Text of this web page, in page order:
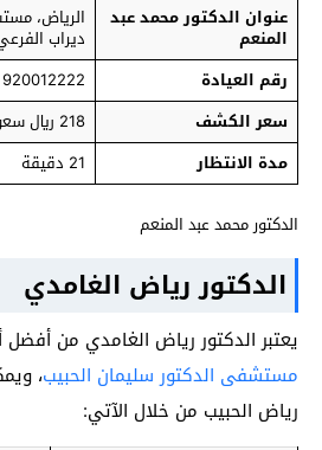
عنوان الدكتور محمد عبد
المنعم
الرياض،
ديراب
رقم العيادة
920012222
سعر الكشف
218 ريال سعودي
مدة الانتظار
21 دقيقة
الدكتور محمد عبد المنعم
الدكتور رياض الغامدي
يعتبر الدكتور رياض الغامدي من أفضل
مستشفى الدكتور سليمان الحبيب،
رياض الحبيب من خلال الآتي: